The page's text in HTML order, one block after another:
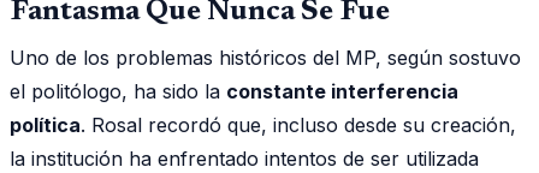
Fantasma Que Nunca Se Fue
Uno de los problemas históricos del MP, según sostuvo
el politólogo, ha sido la constante interferencia
política. Rosal recordó que, incluso desde su creación,
la institución ha enfrentado intentos de ser utilizada